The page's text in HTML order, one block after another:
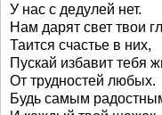
У нас с дедулей нет.
Нам дарят свет твои
Таится счастье в них,
Пускай избавит тебя
От трудностей любых.
Будь самым